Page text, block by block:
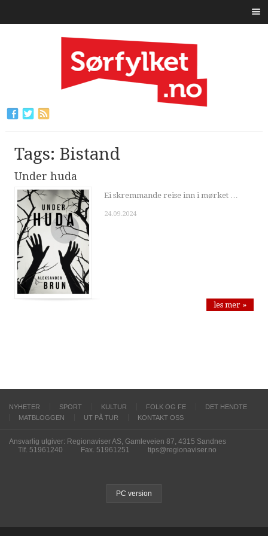
Tags: Bistand
Under huda
Ei skremmande reise inn i mørket …
24.09.2024
les mer »
NYHETER SPORT KULTUR FOLK OG FE
DET HENDTE
MATBLOGGEN
UT PÅ TUR KONTAKT OSS
Ansvarlig utgiver: Regionaviser AS, Gamleveien 87, 4315 Sandnes
Tlf. 51961240
Fax. 51961251 tips@regionaviser.no
PC version